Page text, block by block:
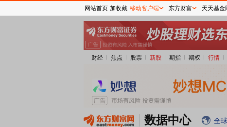
财经 焦点 股票 新股 期指 期权 行情
数据中心 全
网站首页 加收藏 移动客户端 东方财富 天天基金